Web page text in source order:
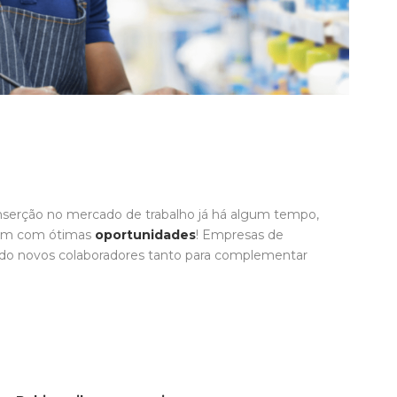
no mercado de trabalho já há algum tempo,
com ótimas oportunidades! Empresas de
novos colaboradores tanto para complementar